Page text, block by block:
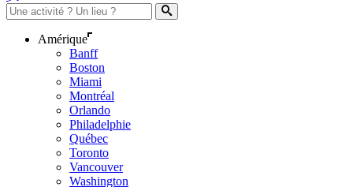
Amérique
Banff
Boston
Miami
Montréal
Orlando
Philadelphie
Québec
Toronto
Vancouver
Washington